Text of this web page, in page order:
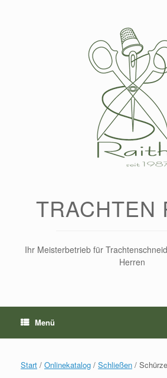
TRACHTEN
Ihr Meisterbetrieb für
Herren
Menü
Start / Onlinekatalog / Schließen /